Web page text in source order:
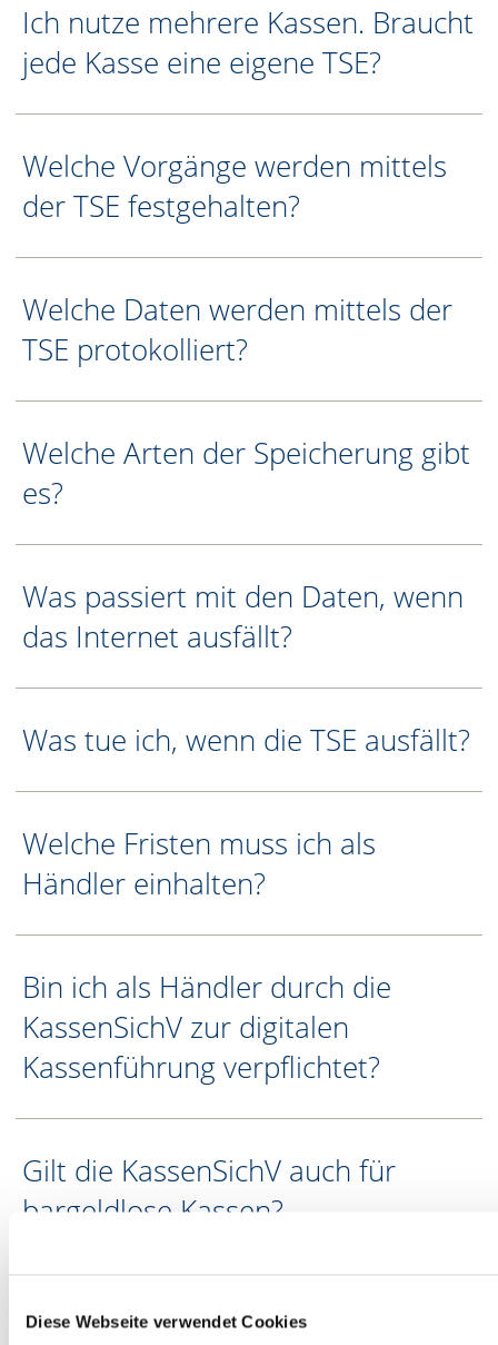
Diese Webseite verwendet Cookies
Ich nutze mehrere Kassen. Braucht
jede Kasse eine eigene TSE?
Welche Vorgänge werden mittels
der TSE festgehalten?
Welche Daten werden mittels der
TSE protokolliert?
Welche Arten der Speicherung gibt
es?
Was passiert mit den Daten, wenn
das Internet ausfällt?
Was tue ich, wenn die TSE ausfällt?
Welche Fristen muss ich als
Händler einhalten?
Bin ich als Händler durch die
KassenSichV zur digitalen
Kassenführung verpflichtet?
Gilt die KassenSichV auch für
bargeldlose Kassen?
Kann ich Fehlbuchungen künftig